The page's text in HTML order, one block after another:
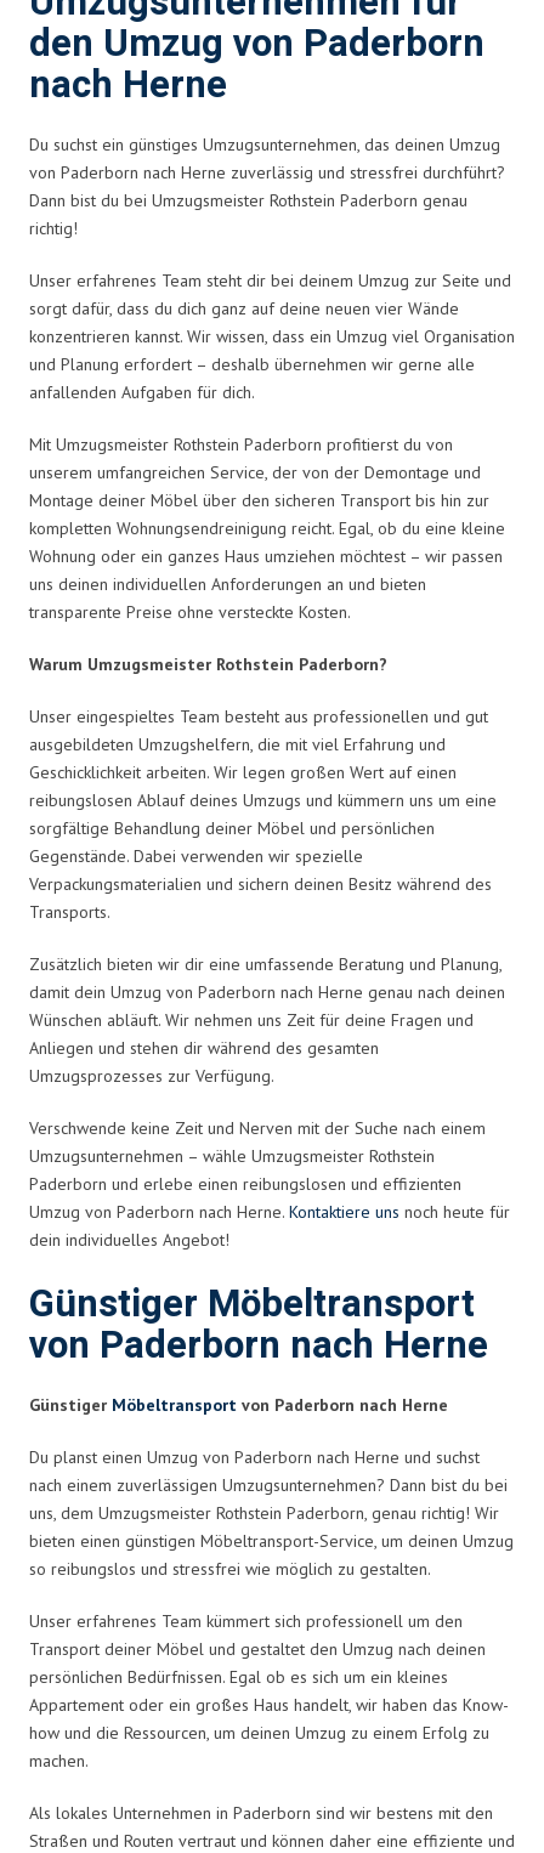
den Umzug von Paderborn
nach Herne
Du suchst ein günstiges Umzugsunternehmen, das deinen Umzug
von Paderborn nach Herne zuverlässig und stressfrei durchführt?
Dann bist du bei Umzugsmeister Rothstein Paderborn genau
richtig!
Unser erfahrenes Team steht dir bei deinem Umzug zur Seite und
sorgt dafür, dass du dich ganz auf deine neuen vier Wände
konzentrieren kannst. Wir wissen, dass ein Umzug viel Organisation
und Planung erfordert – deshalb übernehmen wir gerne alle
anfallenden Aufgaben für dich.
Mit Umzugsmeister Rothstein Paderborn profitierst du von
unserem umfangreichen Service, der von der Demontage und
Montage deiner Möbel über den sicheren Transport bis hin zur
kompletten Wohnungsendreinigung reicht. Egal, ob du eine kleine
Wohnung oder ein ganzes Haus umziehen möchtest – wir passen
uns deinen individuellen Anforderungen an und bieten
transparente Preise ohne versteckte Kosten.
Warum Umzugsmeister Rothstein Paderborn?
Unser eingespieltes Team besteht aus professionellen und gut
ausgebildeten Umzugshelfern, die mit viel Erfahrung und
Geschicklichkeit arbeiten. Wir legen großen Wert auf einen
reibungslosen Ablauf deines Umzugs und kümmern uns um eine
sorgfältige Behandlung deiner Möbel und persönlichen
Gegenstände. Dabei verwenden wir spezielle
Verpackungsmaterialien und sichern deinen Besitz während des
Transports.
Zusätzlich bieten wir dir eine umfassende Beratung und Planung,
damit dein Umzug von Paderborn nach Herne genau nach deinen
Wünschen abläuft. Wir nehmen uns Zeit für deine Fragen und
Anliegen und stehen dir während des gesamten
Umzugsprozesses zur Verfügung.
Verschwende keine Zeit und Nerven mit der Suche nach einem
Umzugsunternehmen – wähle Umzugsmeister Rothstein
Paderborn und erlebe einen reibungslosen und effizienten
Umzug von Paderborn nach Herne. Kontaktiere uns noch heute für
dein individuelles Angebot!
Günstiger Möbeltransport
von Paderborn nach Herne
Günstiger Möbeltransport von Paderborn nach Herne
Du planst einen Umzug von Paderborn nach Herne und suchst
nach einem zuverlässigen Umzugsunternehmen? Dann bist du bei
uns, dem Umzugsmeister Rothstein Paderborn, genau richtig! Wir
bieten einen günstigen Möbeltransport-Service, um deinen Umzug
so reibungslos und stressfrei wie möglich zu gestalten.
Unser erfahrenes Team kümmert sich professionell um den
Transport deiner Möbel und gestaltet den Umzug nach deinen
persönlichen Bedürfnissen. Egal ob es sich um ein kleines
Appartement oder ein großes Haus handelt, wir haben das Know-
how und die Ressourcen, um deinen Umzug zu einem Erfolg zu
machen.
Als lokales Unternehmen in Paderborn sind wir bestens mit den
Straßen und Routen vertraut und können daher eine effiziente und